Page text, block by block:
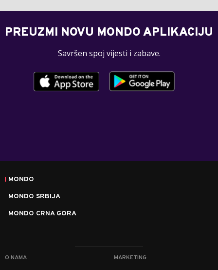
PREUZMI NOVU MONDO APLIKACIJU
Savršen spoj vijesti i zabave.
MONDO
MONDO SRBIJA
MONDO CRNA GORA
O NAMA MARKETING